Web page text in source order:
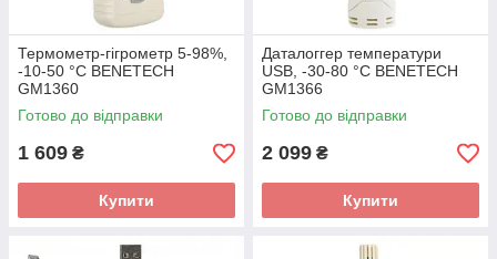
Термометр-гігрометр 5-98%,
-10-50 °C BENETECH
GM1360
Готово до відправки
1 609 ₴
Купити
Даталоггер температури
USB, -30-80 °C BENETECH
GM1366
Готово до відправки
2 099 ₴
Купити